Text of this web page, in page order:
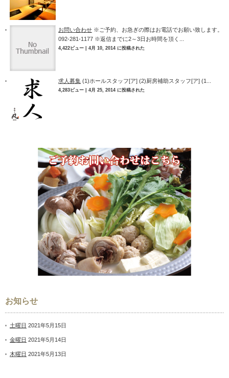
お問い合わせ ※ご予約、お急ぎの際はお電話でお願い致します。
092-281-1177 ※返信までに2～3日お時間を頂く...
4,422ビュー 4月 10, 2014 に投稿された
求人募集 (1)ホールスタッフ[ア] (2)厨房補助スタッフ[ア] (1...
4,283ビュー 4月 25, 2014 に投稿された
お知らせ
土曜日 2021年5月15日
金曜日 2021年5月14日
木曜日 2021年5月13日